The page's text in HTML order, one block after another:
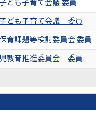
ども子育て会議 委員
育課題等検討委員会 委員
教育推進委員会 委員